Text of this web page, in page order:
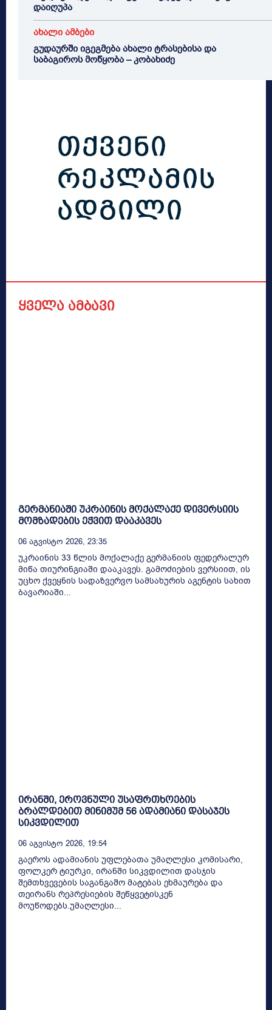
დაიღუპა
ახალი ამბები
გუდაურში იგეგმება ახალი ტრასებისა და
საბაგიროს მოწყობა – კობახიძე
ყველა ამბავი
გერმანიაში უკრაინის მოქალაქე დივერსიის
მომზადების ეჭვით დააკავეს
06 Აგვისტო 2026, 23:35
უკრაინის 33 წლის მოქალაქე გერმანიის ფედერალურ
მიწა თიურინგიაში დააკავეს. გამოძიების ვერსიით, ის
უცხო ქვეყნის სადაზვერვო სამსახურის აგენტის სახით
ბავარიაში...
ირანში, ეროვნული უსაფრთხოების
ბრალდებით მინიმუმ 56 ადამიანი დასაჯეს
სიკვდილით
06 Აგვისტო 2026, 19:54
გაეროს ადამიანის უფლებათა უმაღლესი კომისარი,
ფოლკერ ტიურკი, ირანში სიკვდილით დასჯის
შემთხვევების საგანგაშო მატებას ეხმაურება და
თეირანს რეპრესიების შეწყვეტისკენ
მოუწოდებს.უმაღლესი...